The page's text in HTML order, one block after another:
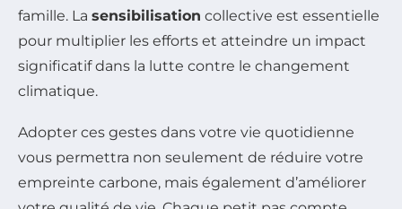
famille. La sensibilisation collective est essentielle
pour multiplier les efforts et atteindre un impact
significatif dans la lutte contre le changement
climatique.
Adopter ces gestes dans votre vie quotidienne
vous permettra non seulement de réduire votre
empreinte carbone, mais également d’améliorer